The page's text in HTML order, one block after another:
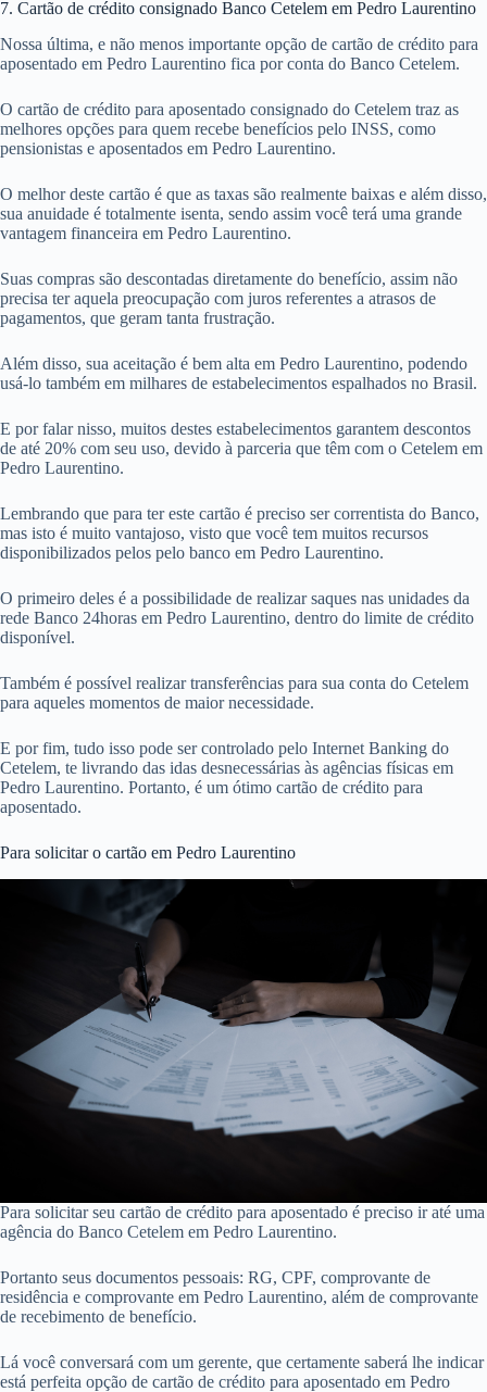
7. Cartão de crédito consignado Banco Cetelem em Pedro Laurentino
Nossa última, e não menos importante opção de cartão de crédito para
aposentado em Pedro Laurentino fica por conta do Banco Cetelem.
O cartão de crédito para aposentado consignado do Cetelem traz as
melhores opções para quem recebe benefícios pelo INSS, como
pensionistas e aposentados em Pedro Laurentino.
O melhor deste cartão é que as taxas são realmente baixas e além disso,
sua anuidade é totalmente isenta, sendo assim você terá uma grande
vantagem financeira em Pedro Laurentino.
Suas compras são descontadas diretamente do benefício, assim não
precisa ter aquela preocupação com juros referentes a atrasos de
pagamentos, que geram tanta frustração.
Além disso, sua aceitação é bem alta em Pedro Laurentino, podendo
usá-lo também em milhares de estabelecimentos espalhados no Brasil.
E por falar nisso, muitos destes estabelecimentos garantem descontos
de até 20% com seu uso, devido à parceria que têm com o Cetelem em
Pedro Laurentino.
Lembrando que para ter este cartão é preciso ser correntista do Banco,
mas isto é muito vantajoso, visto que você tem muitos recursos
disponibilizados pelos pelo banco em Pedro Laurentino.
O primeiro deles é a possibilidade de realizar saques nas unidades da
rede Banco 24horas em Pedro Laurentino, dentro do limite de crédito
disponível.
Também é possível realizar transferências para sua conta do Cetelem
para aqueles momentos de maior necessidade.
E por fim, tudo isso pode ser controlado pelo Internet Banking do
Cetelem, te livrando das idas desnecessárias às agências físicas em
Pedro Laurentino. Portanto, é um ótimo cartão de crédito para
aposentado.
Para solicitar o cartão em Pedro Laurentino
Para solicitar seu cartão de crédito para aposentado é preciso ir até uma
agência do Banco Cetelem em Pedro Laurentino.
Portanto seus documentos pessoais: RG, CPF, comprovante de
residência e comprovante em Pedro Laurentino, além de comprovante
de recebimento de benefício.
Lá você conversará com um gerente, que certamente saberá lhe indicar
está perfeita opção de cartão de crédito para aposentado em Pedro